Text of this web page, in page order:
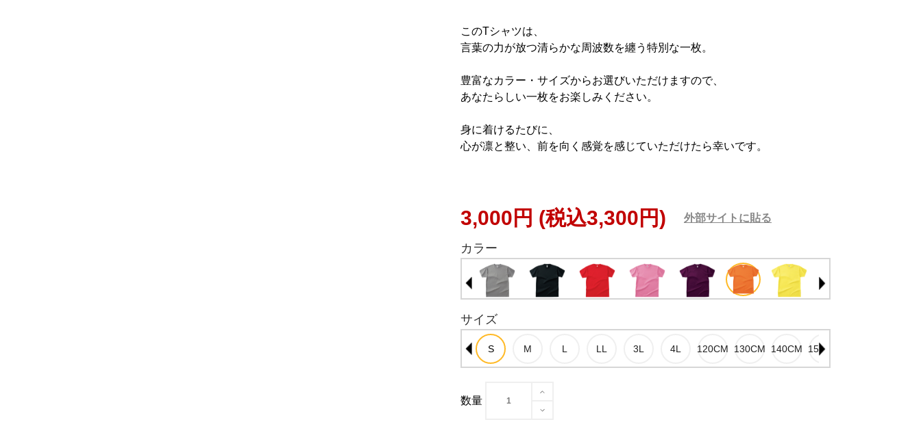
このTシャツは、
言葉の力が放つ清らかな周波数を纏う特別な一枚。
豊富なカラー・サイズからお選びいただけますので、
あなたらしい一枚をお楽しみください。
身に着けるたびに、
心が凛と整い、前を向く感覚を感じていただけたら幸いです。
3,000円 (税込3,300円) 外部サイトに貼る
カラー
サイズ
数量